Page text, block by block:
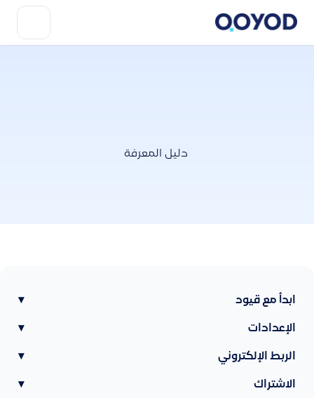
دليل المعرفة
ابدأ مع قيود ▾
الإعدادات ▾
الربط الإلكتروني ▾
الاشتراك ▾